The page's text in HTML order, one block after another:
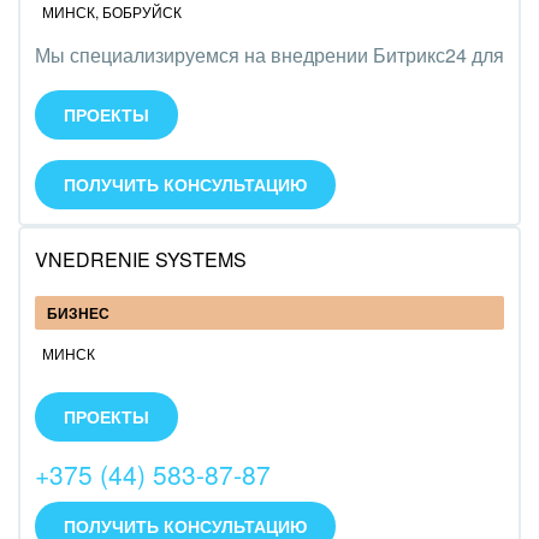
МИНСК, БОБРУЙСК
Мы специализируемся на внедрении Битрикс24 для
Оказываем услуги по настройке, интеграции и
обучению сотрудников. Команда - 12 человек.
ПРОЕКТЫ
ПОЛУЧИТЬ КОНСУЛЬТАЦИЮ
VNEDRENIE SYSTEMS
БИЗНЕС
МИНСК
бизнеса с полным обучением сотрудников и
разработкой бизнес-процессов. Оказываем услуги
10 специалистов.
ПРОЕКТЫ
+375 (44) 583-87-87
ПОЛУЧИТЬ КОНСУЛЬТАЦИЮ